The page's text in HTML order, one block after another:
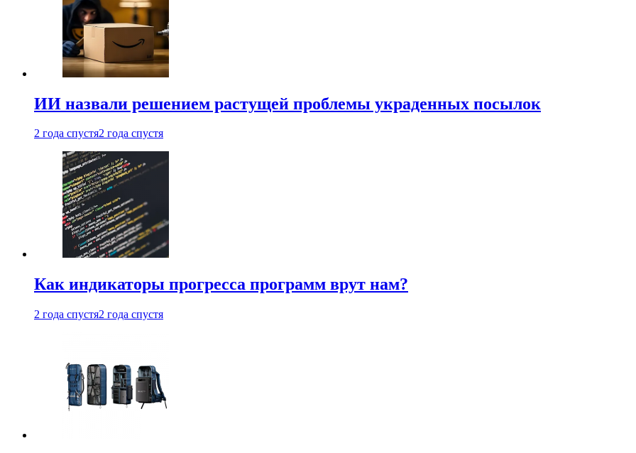
ИИ назвали решением растущей проблемы украденных посылок
2 года спустя2 года спустя
Как индикаторы прогресса программ врут нам?
2 года спустя2 года спустя